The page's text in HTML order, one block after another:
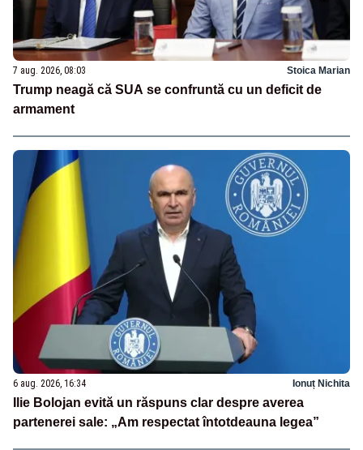
7 aug. 2026, 08:03 Stoica Marian
Trump neagă că SUA se confruntă cu un deficit de
armament
6 aug. 2026, 16:34 Ionuț Nichita
Ilie Bolojan evită un răspuns clar despre averea
partenerei sale: „Am respectat întotdeauna legea”